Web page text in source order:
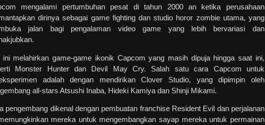
mengalami pertumbuhan pesat di tahun 2000 an ketika perusahaan
dirinya sebagai game fighting dan studio horor zombie utama, yang
jalan bagi pengalaman video game yang lebih bervariasi dan
ini melahirkan game-game ikonik Capcom yang masih dipuja hingga saat ini,
Monster Hunter dan Devil May Cry. Salah satu cara Capcom untuk
adalah dengan mendirikan Clover Studio, yang dipimpin oleh
all-stars Atsushi Inaba, Hideki Kamiya dan Shinji Mikami.
pengembang dikenal dengan pembuatan franchise Resident Evil dan perjalanan
mereka untuk mengembangkan sayap mereka untuk permainan